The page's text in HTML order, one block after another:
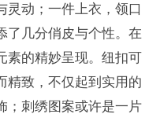
灵动；一件上衣，领口
了几分俏皮与个性。在
素的精妙呈现。纽扣可
精致，不仅起到实用的
；刺绣图案或许是一片